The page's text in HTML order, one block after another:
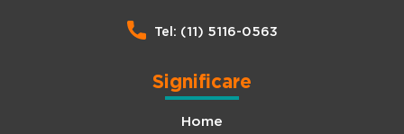
Tel: (11) 5116-0563
Significare
Home